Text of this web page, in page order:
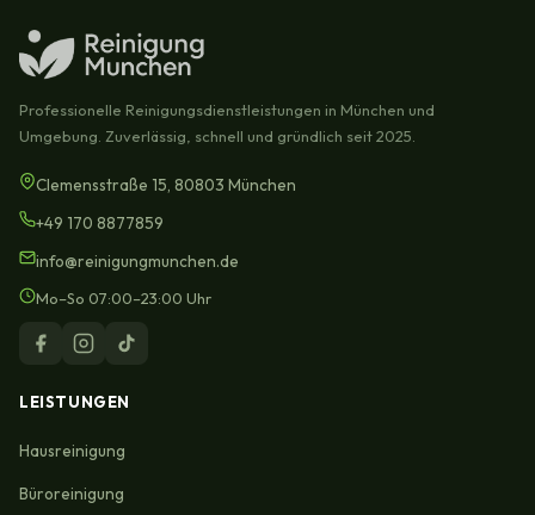
Professionelle Reinigungsdienstleistungen in München und
Umgebung. Zuverlässig, schnell und gründlich seit 2025.
Clemensstraße 15, 80803 München
+49 170 8877859
info@reinigungmunchen.de
Mo–So 07:00–23:00 Uhr
LEISTUNGEN
Hausreinigung
Büroreinigung